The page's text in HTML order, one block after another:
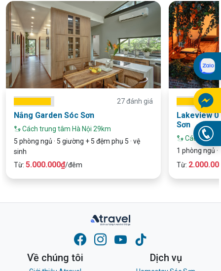
27 đánh giá
Nắng Garden Sóc Sơn
Cách trung tâm Hà Nội 29km
5 phòng ngủ · 5 giường + 5 đệm phụ 5 · vệ
sinh
Từ: 5.000.000₫/đêm
Lakeview
Sơn
Cách trung
1 phòng ngủ ·
Từ:
Về chúng tôi Dịch vụ